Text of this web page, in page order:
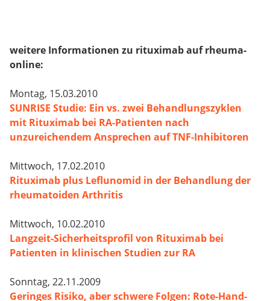
weitere Informationen zu rituximab auf rheuma-
online:
Montag, 15.03.2010
SUNRISE Studie: Ein vs. zwei Behandlungszyklen
mit Rituximab bei RA-Patienten nach
unzureichendem Ansprechen auf TNF-Inhibitoren
Mittwoch, 17.02.2010
Rituximab plus Leflunomid in der Behandlung der
rheumatoiden Arthritis
Mittwoch, 10.02.2010
Langzeit-Sicherheitsprofil von Rituximab bei
Patienten in klinischen Studien zur RA
Sonntag, 22.11.2009
Geringes Risiko, aber schwere Folgen: Rote-Hand-